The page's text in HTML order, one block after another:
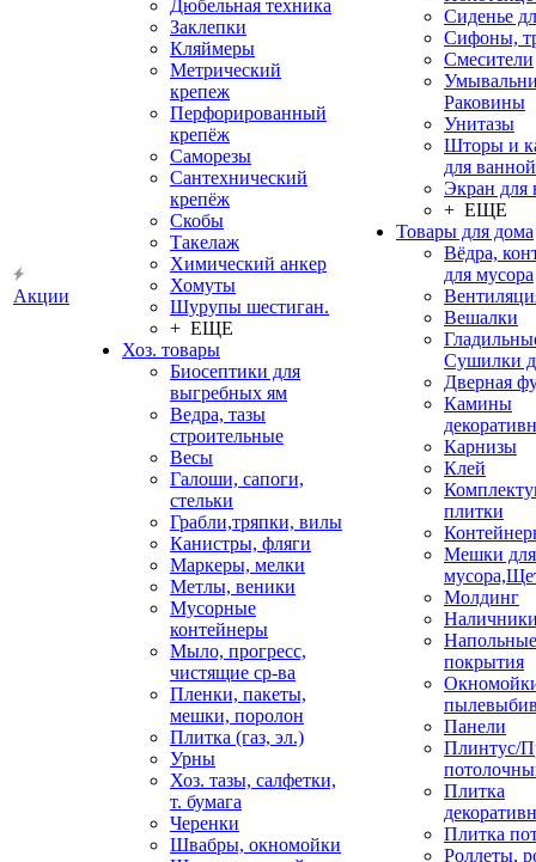
Акции
Дюбельная техника
Заклепки
Кляймеры
Метрический
крепеж
Перфорированный
крепёж
Саморезы
Сантехнический
крепёж
Скобы
Такелаж
Химический анкер
Хомуты
Шурупы шестиган.
+ ЕЩЕ
Хоз. товары
Биосептики для
выгребных ям
Ведра, тазы
строительные
Весы
Галоши, сапоги,
стельки
Грабли,тряпки, вилы
Канистры, фляги
Маркеры, мелки
Метлы, веники
Мусорные
контейнеры
Мыло, прогресс,
чистящие ср-ва
Пленки, пакеты,
мешки, поролон
Плитка (газ, эл.)
Урны
Хоз. тазы, салфетки,
т. бумага
Черенки
Швабры, окномойки
Сиденье
Сифоны,
Смесители
Раковины
Унитазы
Шторы и
для ванной
Экран для
+ ЕЩЕ
Товары для дома
Вёдра,
для мусора
Вешалки
Сушилки
Дверная
Камины
Карнизы
Клей
плитки
Мешки для
Молдинг
Напольные
покрытия
Панели
Плинтус/
Плитка
Плитка
Роллеты,